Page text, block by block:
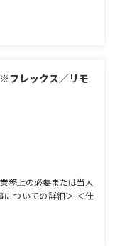
フレックス／リモ
務上の必要または当人
についての詳細＞ ＜仕